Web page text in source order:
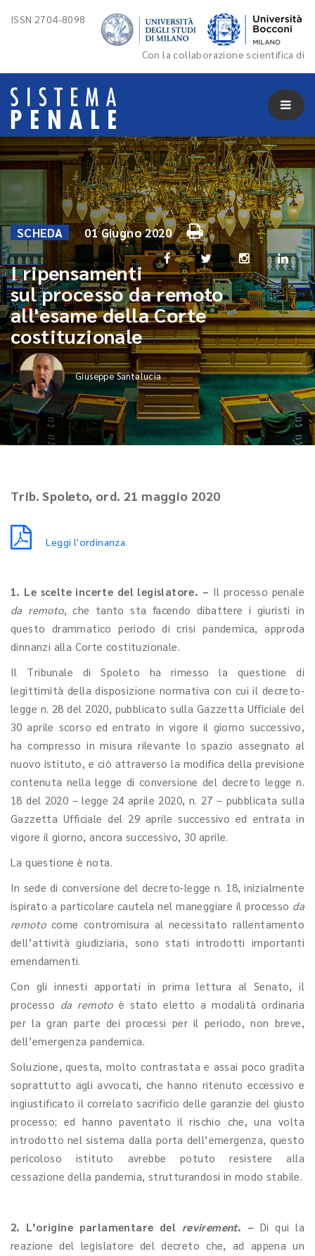
ISSN 2704-8098
Con la collaborazione scientifica di
SCHEDA 01 Giugno 2020
I ripensamenti
sul processo da remoto
all'esame della Corte
costituzionale
Giuseppe Santalucia
Trib. Spoleto, ord. 21 maggio 2020
Leggi l'ordinanza
1. Le scelte incerte del legislatore. – Il processo penale
da remoto, che tanto sta facendo dibattere i giuristi in
questo drammatico periodo di crisi pandemica, approda
dinnanzi alla Corte costituzionale.
Il Tribunale di Spoleto ha rimesso la questione di
legittimità della disposizione normativa con cui il decreto-
legge n. 28 del 2020, pubblicato sulla Gazzetta Ufficiale del
30 aprile scorso ed entrato in vigore il giorno successivo,
ha compresso in misura rilevante lo spazio assegnato al
nuovo istituto, e ciò attraverso la modifica della previsione
contenuta nella legge di conversione del decreto legge n.
18 del 2020 – legge 24 aprile 2020, n. 27 – pubblicata sulla
Gazzetta Ufficiale del 29 aprile successivo ed entrata in
vigore il giorno, ancora successivo, 30 aprile.
La questione è nota.
In sede di conversione del decreto-legge n. 18, inizialmente
ispirato a particolare cautela nel maneggiare il processo da
remotocome contromisura al necessitato rallentamento
dell’attività giudiziaria, sono stati introdotti importanti
emendamenti.
Con gli innesti apportati in prima lettura al Senato, il
processo da remotoè stato eletto a modalità ordinaria
per la gran parte dei processi per il periodo, non breve,
dell’emergenza pandemica.
Soluzione, questa, molto contrastata e assai poco gradita
soprattutto agli avvocati, che hanno ritenuto eccessivo e
ingiustificato il correlato sacrificio delle garanzie del giusto
processo; ed hanno paventato il rischio che, una volta
introdotto nel sistema dalla porta dell’emergenza, questo
pericoloso istituto avrebbe potuto resistere alla
cessazione della pandemia, strutturandosi in modo stabile.
2. L’origine parlamentare del revirement. – Di qui la
reazione del legislatore del decreto che, ad appena un